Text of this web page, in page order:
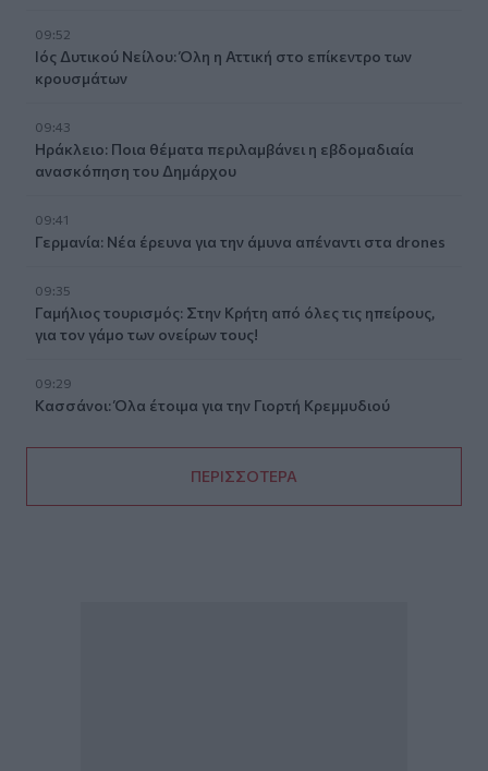
09:52
Ιός Δυτικού Νείλου: Όλη η Αττική στο επίκεντρο των
κρουσμάτων
09:43
Ηράκλειο: Ποια θέματα περιλαμβάνει η εβδομαδιαία
ανασκόπηση του Δημάρχου
09:41
Γερμανία: Νέα έρευνα για την άμυνα απέναντι στα drones
09:35
Γαμήλιος τουρισμός: Στην Κρήτη από όλες τις ηπείρους,
για τον γάμο των ονείρων τους!
09:29
Κασσάνοι: Όλα έτοιμα για την Γιορτή Κρεμμυδιού
ΠΕΡΙΣΣΟΤΕΡΑ